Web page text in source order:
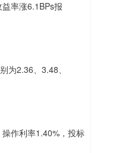
率涨6.1BPs报
2.36、3.48、
作利率1.40%，投标